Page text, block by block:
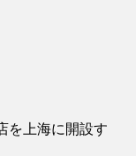
を上海に開設す